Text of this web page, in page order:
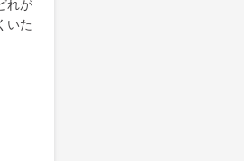
れが
いた